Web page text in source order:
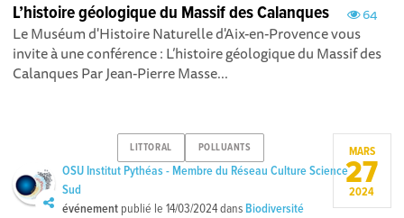
64
L’histoire géologique du Massif des Calanques
Le Muséum d'Histoire Naturelle d'Aix-en-Provence vous
invite à une conférence : L’histoire géologique du Massif des
Calanques Par Jean-Pierre Masse...
LITTORAL POLLUANTS
OSU Institut Pythéas - Membre du Réseau Culture Science
Sud
événement publié le14/03/2024dans Biodiversité
MARS
27
2024